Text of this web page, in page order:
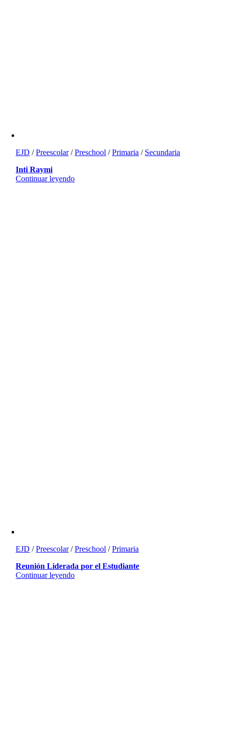
EJD /Preescolar/Preschool /Primaria / Secundaria
Inti Raymi
Continuar leyendo
EJD /Preescolar/Preschool /Primaria
Reunión Liderada por el Estudiante
Continuar leyendo